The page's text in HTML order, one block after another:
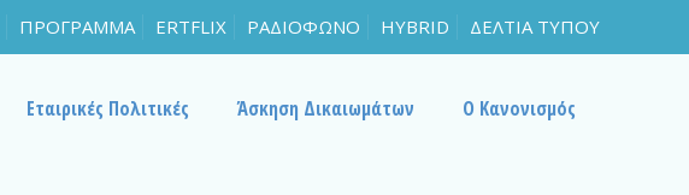
ΠΡΟΓΡΑΜΜΑ ERTFLIX ΡΑΔΙΟΦΩΝΟ HYBRID ΔΕΛΤΙΑ ΤΥΠΟΥ
Εταιρικές Πολιτικές Άσκηση Δικαιωμάτων Ο Κανονισμός